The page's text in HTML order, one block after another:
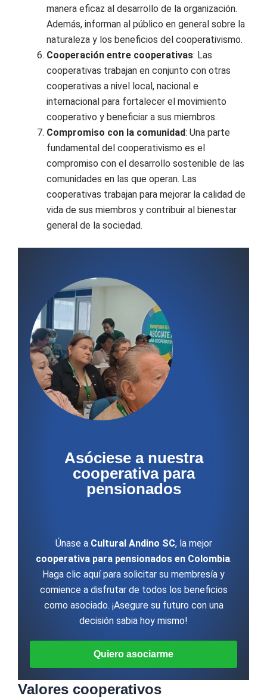
manera eficaz al desarrollo de la organización.
Además, informan al público en general sobre la
naturaleza y los beneficios del cooperativismo.
Cooperación entre cooperativas: Las
cooperativas trabajan en conjunto con otras
cooperativas a nivel local, nacional e
internacional para fortalecer el movimiento
cooperativo y beneficiar a sus miembros.
Compromiso con la comunidad: Una parte
fundamental del cooperativismo es el
compromiso con el desarrollo sostenible de las
comunidades en las que operan. Las
cooperativas trabajan para mejorar la calidad de
vida de sus miembros y contribuir al bienestar
general de la sociedad.
Asóciese a nuestra
cooperativa para
pensionados
Únase a Cultural Andino SC, la mejor
cooperativa para pensionados en Colombia.
Haga clic aquí para solicitar su membresía y
comience a disfrutar de todos los beneficios
como asociado. ¡Asegure su futuro con una
decisión sabia hoy mismo!
Quiero asociarme
Valores cooperativos